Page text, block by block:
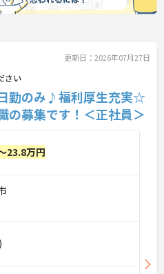
更新日：2026年07月27日
さい
勤のみ♪福利厚生充実☆
の募集です！＜正社員＞
23.8万円